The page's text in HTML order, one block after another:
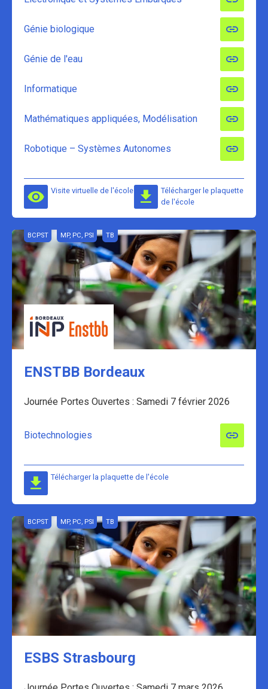
Génie biologique
Génie de l'eau
Informatique
Mathématiques appliquées, Modélisation
Robotique – Systèmes Autonomes
Visite virtuelle de l'école
Télécharger le plaquette
de l'école
BCPST MP, PC, PSI TB
ENSTBB Bordeaux
Journée Portes Ouvertes : Samedi 7 février 2026
Biotechnologies
Télécharger la plaquette de l'école
BCPST MP, PC, PSI TB
ESBS Strasbourg